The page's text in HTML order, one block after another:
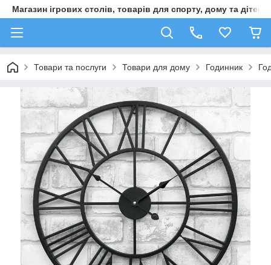
Магазин ігрових столів, товарів для спорту, дому та дітей
Товари та послуги Товари для дому Годинник